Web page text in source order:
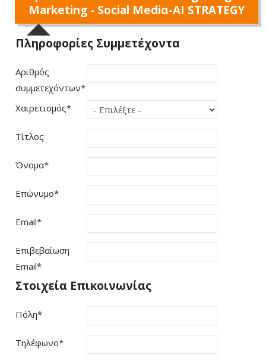
Marketing - Social Mediα-AI STRATEGY
Πληροφορίες Συμμετέχοντα
Αριθμός
συμμετεχόντων*
Χαιρετισμός*
Τίτλος
Όνομα*
Επώνυμο*
Email*
Επιβεβαίωση
Email*
Στοιχεία Επικοινωνίας
Πόλη*
Τηλέφωνο*